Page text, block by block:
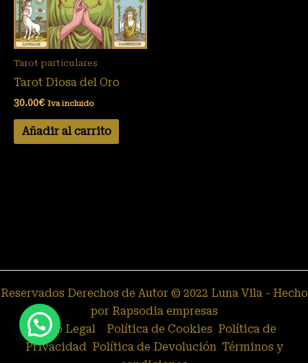
Tarot particulares
Tarot Diosa del Oro
30.00€ Iva incluido
Añadir al carrito
Reservados Derechos de Autor © 2022 Luna Vila - Hecho
por Rapsodia empresas
Aviso Legal
Política de Cookies Política de
Privacidad Política de Devolución Términos y